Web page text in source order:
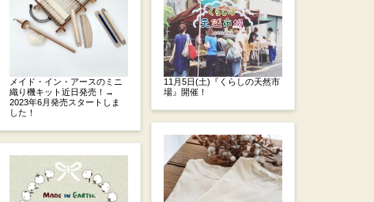
メイド・イン・アースのミニ
織り機キット近日発売！→
2023年6月発売スタートしま
した！
11月5日(土)『くらしの天然市
場』開催！